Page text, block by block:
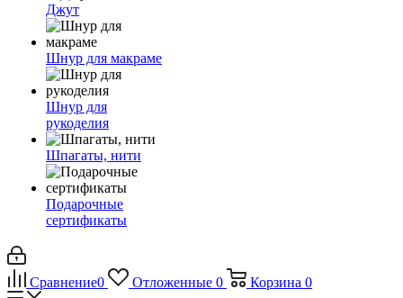
Джут
Шнур для макраме
Шнур для
рукоделия
Шпагаты, нити
Подарочные
сертификаты
Сравнение0 Отложенные 0 Корзина 0